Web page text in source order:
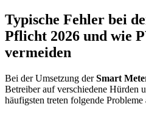
Typische Fehler bei
Pflicht 2026 und wie
vermeiden
Bei der Umsetzung derSmart
Betreiber auf verschiedene Hürden
häufigsten treten folgende Probleme